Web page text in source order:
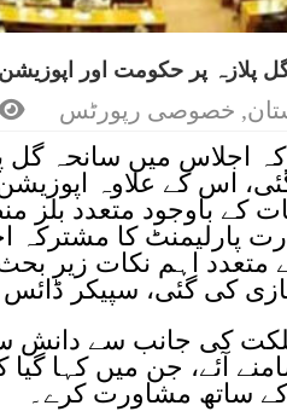
پلازہ پر حکومت اور
, خصوصی رپورٹس
اجلاس میں سانحہ
اس کے علاوہ
باوجود متعدد بلز
اہم نکات زیر
کی گئی، سپیکر ڈائس
کی جانب سے دانش
آئے، جن میں کہا
کے ساتھ مشاورت کرے۔